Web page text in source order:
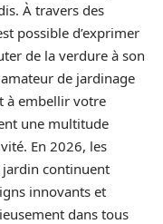
À travers des
possible d’exprimer
de la verdure à son
de jardinage
à embellir votre
une multitude
En 2026, les
jardin continuent
innovants et
dans tous